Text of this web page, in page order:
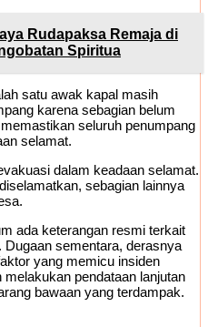
Rudapaksa Remaja di
Spiritua
satu awak kapal masih
karena sebagian belum
seluruh penumpang
selamat.
dalam keadaan selamat.
sebagian lainnya
ada keterangan resmi terkait
sementara, derasnya
yang memicu insiden
pendataan lanjutan
bawaan yang terdampak.